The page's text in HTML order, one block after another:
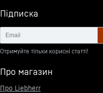
Підписка
Отримуйте тільки корисні статті!
Про магазин
Про Liebherr